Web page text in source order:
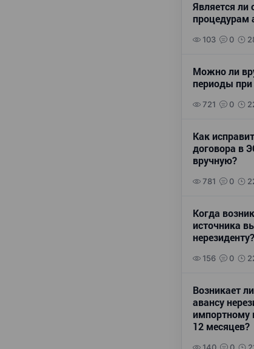
Является ли
процедурам
103 0
Можно ли
периоды при
721 0
Как
договора в
вручную?
781 0
Когда
источника
нерезиденту?
156 0
Возникает
авансу
импортному
12 месяцев?